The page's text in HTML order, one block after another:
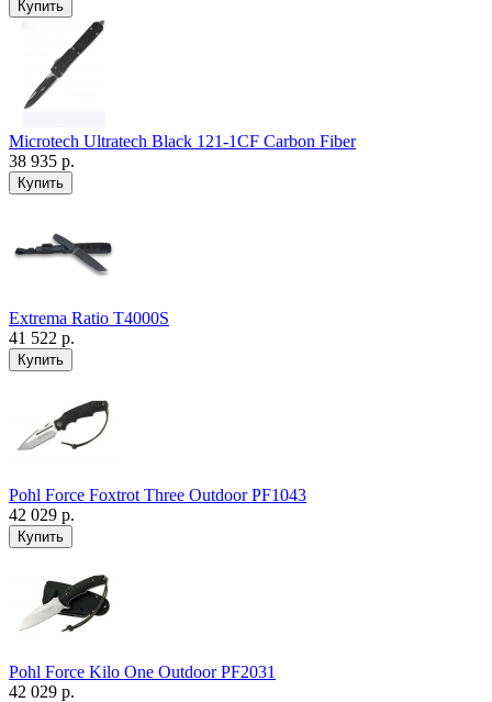
Microtech Ultratech Black 121-1CF Carbon Fiber
38 935 р.
Extrema Ratio T4000S
41 522 р.
Pohl Force Foxtrot Three Outdoor PF1043
42 029 р.
Pohl Force Kilo One Outdoor PF2031
42 029 р.